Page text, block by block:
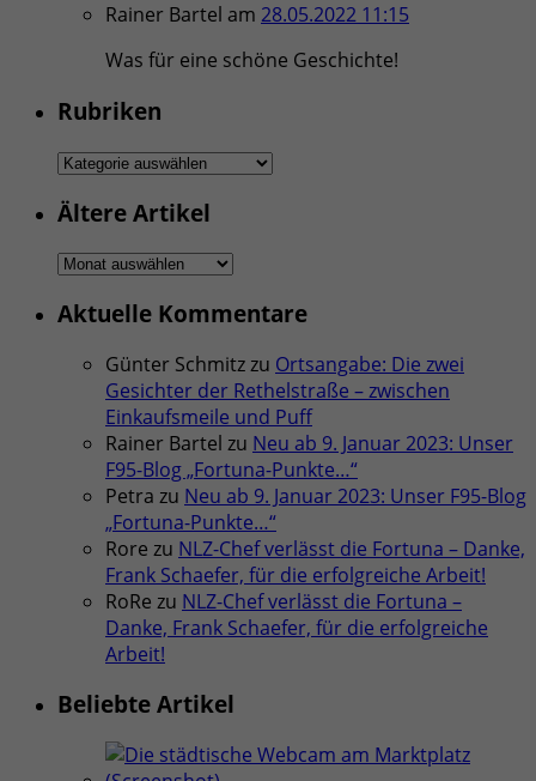
Rainer Bartel am 28.05.2022 11:15
Was für eine schöne Geschichte!
Rubriken
Rubriken
Ältere Artikel
Ältere
Aktuelle Kommentare
Günter Schmitzzu Ortsangabe: Die zwei
Gesichter der Rethelstraße – zwischen
Einkaufsmeile und Puff
Rainer Bartel zu Neu ab 9. Januar 2023: Unser
F95-Blog „Fortuna-Punkte…“
Petra zu Neu ab 9. Januar 2023: Unser F95-Blog
„Fortuna-Punkte…“
Rore zu NLZ-Chef verlässt die Fortuna – Danke,
Frank Schaefer, für die erfolgreiche Arbeit!
RoRe zu NLZ-Chef verlässt die Fortuna –
Danke, Frank Schaefer, für die erfolgreiche
Arbeit!
Beliebte Artikel